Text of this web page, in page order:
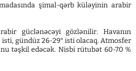
şimal-qərb küləyinin arabir
güclənəcəyi gözlənilir. Havanın
gündüz 26-29° isti olacaq. Atmosfer
təşkil edəcək. Nisbi rütubət 60-70 %